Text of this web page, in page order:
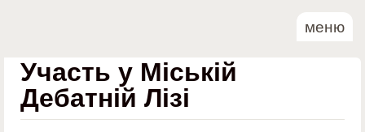
меню
Участь у Міській
Дебатній Лізі